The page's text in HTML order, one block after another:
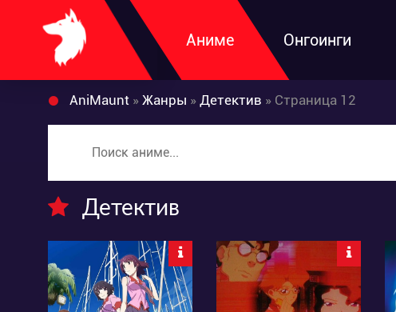
Аниме Онгоинги
AniMaunt » Жанры » Детектив » Страница 12
Детектив